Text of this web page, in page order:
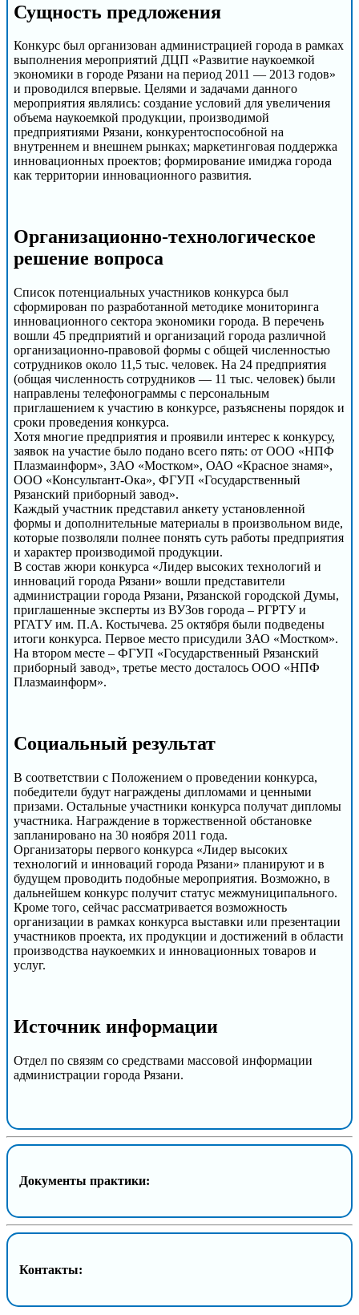
Сущность предложения
Конкурс был организован администрацией города в рамках
выполнения мероприятий ДЦП «Развитие наукоемкой
экономики в городе Рязани на период 2011 — 2013 годов»
и проводился впервые. Целями и задачами данного
мероприятия являлись: создание условий для увеличения
объема наукоемкой продукции, производимой
предприятиями Рязани, конкурентоспособной на
внутреннем и внешнем рынках; маркетинговая поддержка
инновационных проектов; формирование имиджа города
как территории инновационного развития.
Организационно-технологическое
решение вопроса
Список потенциальных участников конкурса был
сформирован по разработанной методике мониторинга
инновационного сектора экономики города. В перечень
вошли 45 предприятий и организаций города различной
организационно-правовой формы с общей численностью
сотрудников около 11,5 тыс. человек. На 24 предприятия
(общая численность сотрудников — 11 тыс. человек) были
направлены телефонограммы с персональным
приглашением к участию в конкурсе, разъяснены порядок и
сроки проведения конкурса.
Хотя многие предприятия и проявили интерес к конкурсу,
заявок на участие было подано всего пять: от ООО «НПФ
Плазмаинформ», ЗАО «Мостком», ОАО «Красное знамя»,
ООО «Консультант-Ока», ФГУП «Государственный
Рязанский приборный завод».
Каждый участник представил анкету установленной
формы и дополнительные материалы в произвольном виде,
которые позволяли полнее понять суть работы предприятия
и характер производимой продукции.
В состав жюри конкурса «Лидер высоких технологий и
инноваций города Рязани» вошли представители
администрации города Рязани, Рязанской городской Думы,
приглашенные эксперты из ВУЗов города – РГРТУ и
РГАТУ им. П.А. Костычева. 25 октября были подведены
итоги конкурса. Первое место присудили ЗАО «Мостком».
На втором месте – ФГУП «Государственный Рязанский
приборный завод», третье место досталось ООО «НПФ
Плазмаинформ».
Социальный результат
В соответствии с Положением о проведении конкурса,
победители будут награждены дипломами и ценными
призами. Остальные участники конкурса получат дипломы
участника. Награждение в торжественной обстановке
запланировано на 30 ноября 2011 года.
Организаторы первого конкурса «Лидер высоких
технологий и инноваций города Рязани» планируют и в
будущем проводить подобные мероприятия. Возможно, в
дальнейшем конкурс получит статус межмуниципального.
Кроме того, сейчас рассматривается возможность
организации в рамках конкурса выставки или презентации
участников проекта, их продукции и достижений в области
производства наукоемких и инновационных товаров и
услуг.
Источник информации
Отдел по связям со средствами массовой информации
администрации города Рязани.
Документы практики:
Контакты: